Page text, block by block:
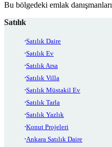
Bu bölgedeki emlak
Satılık
Satılık Daire
Satılık Ev
Satılık Arsa
Satılık Villa
Satılık Müstakil Ev
Satılık Tarla
Satılık Yazlık
Konut Projeleri
Ankara Satılık Daire